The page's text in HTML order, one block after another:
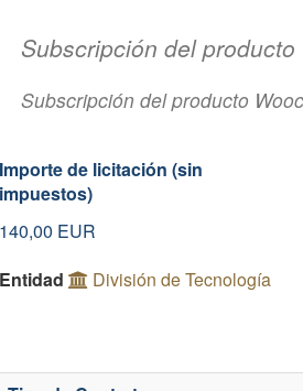
Subscripción del
Subscripción del producto
Importe de licitación (sin
impuestos)
140,00 EUR
Entidad División de Tecnología